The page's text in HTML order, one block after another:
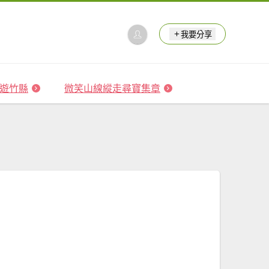
我要分享
竹縣 微笑山線縱走尋寶集章